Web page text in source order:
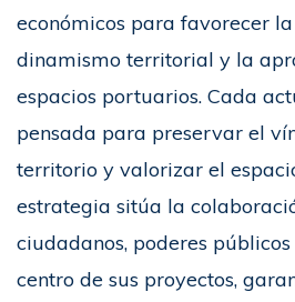
económicos para favorecer
dinamismo territorial y la
espacios portuarios. Cada
pensada para preservar el
territorio y valorizar el
estrategia sitúa la
ciudadanos, poderes
centro de sus proyectos,